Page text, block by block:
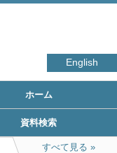
English
ホーム
資料検索
すべて見る